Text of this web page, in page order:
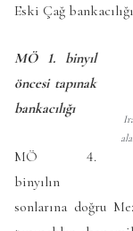
Eski Çağ
MÖ 1. binyıl
öncesi tapınak
bankacılığı
MÖ 4.
binyılın
sonlarına doğru